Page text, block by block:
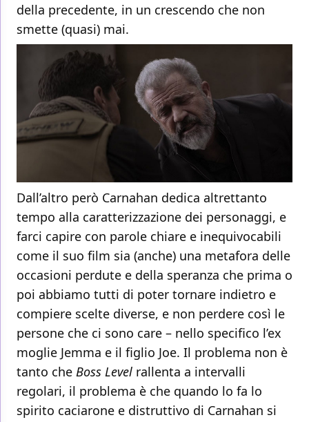
della precedente, in un crescendo che non
smette (quasi) mai.
Dall’altro però Carnahan dedica altrettanto
tempo alla caratterizzazione dei personaggi, e
farci capire con parole chiare e inequivocabili
come il suo film sia (anche) una metafora delle
occasioni perdute e della speranza che prima o
poi abbiamo tutti di poter tornare indietro e
compiere scelte diverse, e non perdere così le
persone che ci sono care – nello specifico l’ex
moglie Jemma e il figlio Joe. Il problema non è
tanto che Boss Level rallenta a intervalli
regolari, il problema è che quando lo fa lo
spirito caciarone e distruttivo di Carnahan si